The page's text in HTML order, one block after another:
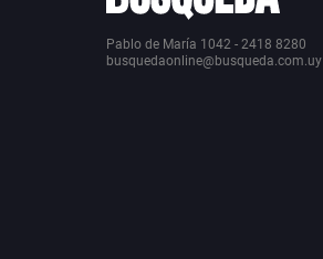
Pablo de María 1042 - 2418 8280
busquedaonline@busqueda.com.uy